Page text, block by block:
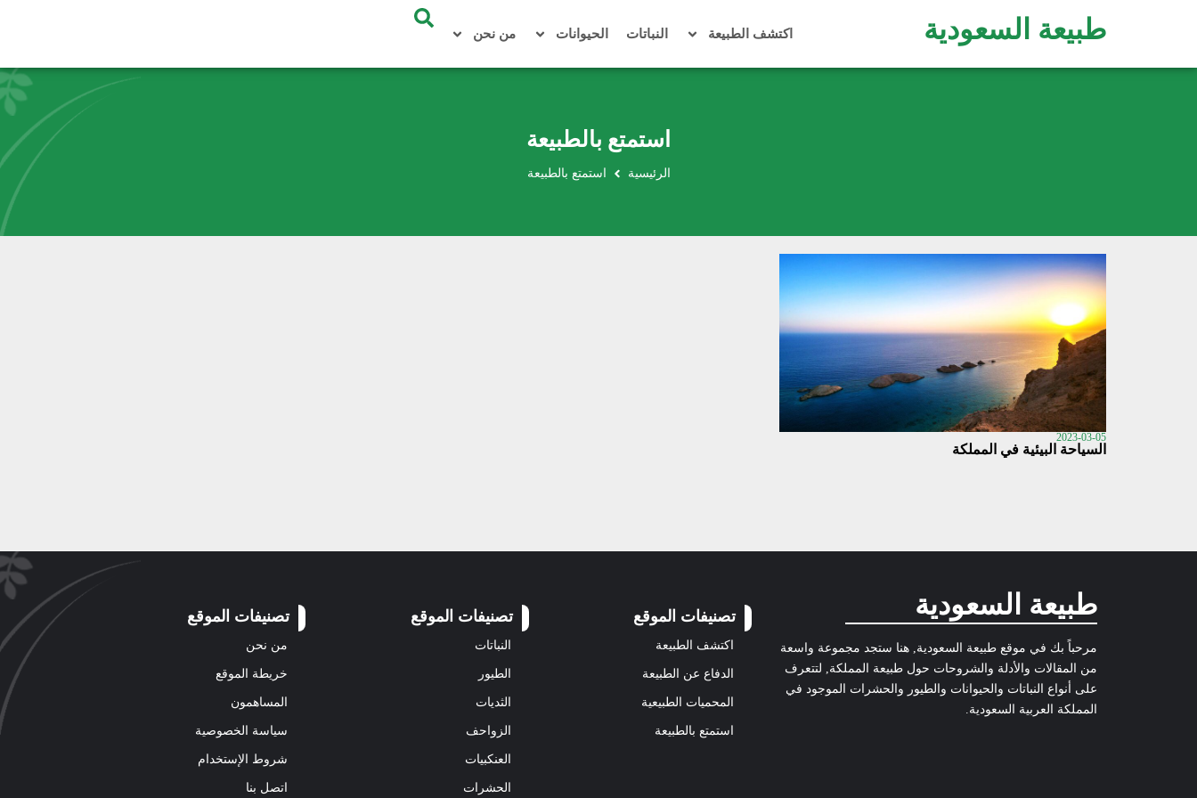
طبيعة السعودية اكتشف الطبيعة النباتات الحيوانات من نحن
استمتع بالطبيعة
الرئيسية استمتع بالطبيعة
2023-03-05
السياحة البيئية في المملكة
طبيعة السعودية
مرحباً بك في موقع طبيعة السعودية, هنا ستجد مجموعة واسعة
من المقالات والأدلة والشروحات حول طبيعة المملكة, لتتعرف
على أنواع النباتات والحيوانات والطيور والحشرات الموجود في
المملكة العربية السعودية.
تصنيفات الموقع
اكتشف الطبيعة
الدفاع عن الطبيعة
المحميات الطبيعية
استمتع بالطبيعة
تصنيفات الموقع
النباتات
الطيور
الثديات
الزواحف
العنكبيات
الحشرات
تصنيفات الموقع
من نحن
خريطة الموقع
المساهمون
سياسة الخصوصية
شروط الإستخدام
اتصل بنا